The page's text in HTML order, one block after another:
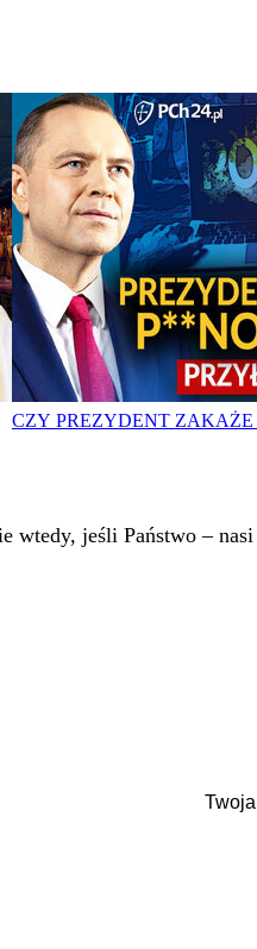
CZY PREZYDENT
wtedy, jeśli Państwo –